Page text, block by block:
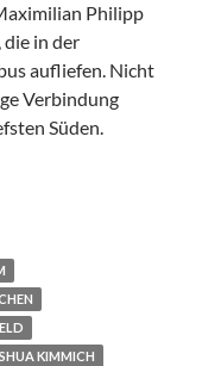
Philipp
die in der
aufliefen. Nicht
Verbindung
Süden.
KIMMICH